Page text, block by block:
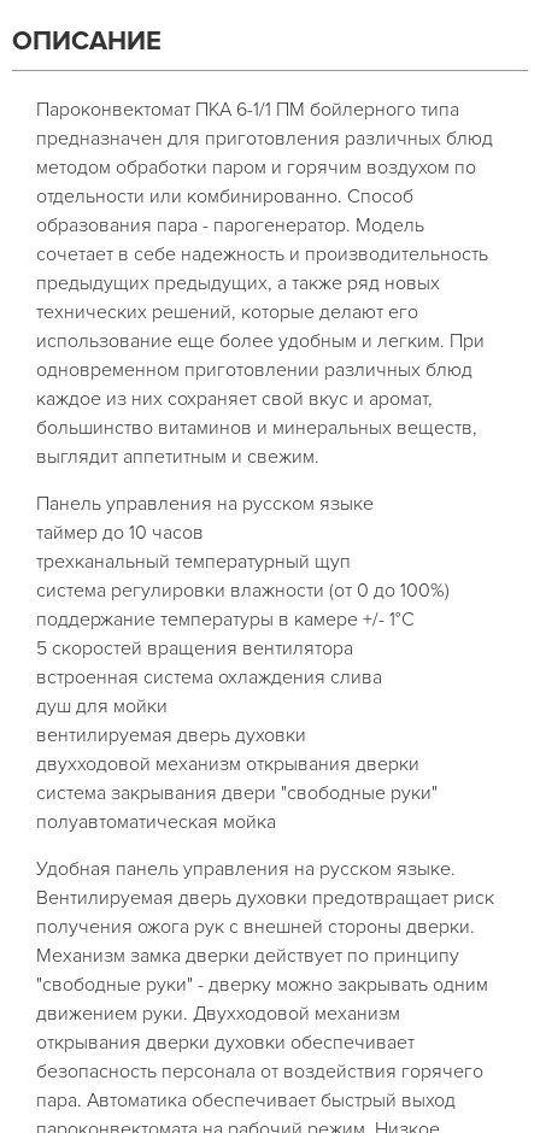
ОПИСАНИЕ
Пароконвектомат ПКА 6-1/1 ПМ бойлерного типа
предназначен для приготовления различных блюд
методом обработки паром и горячим воздухом по
отдельности или комбинированно. Способ
образования пара - парогенератор. Модель
сочетает в себе надежность и производительность
предыдущих предыдущих, а также ряд новых
технических решений, которые делают его
использование еще более удобным и легким. При
одновременном приготовлении различных блюд
каждое из них сохраняет свой вкус и аромат,
большинство витаминов и минеральных веществ,
выглядит аппетитным и свежим.
Панель управления на русском языке
таймер до 10 часов
трехканальный температурный щуп
система регулировки влажности (от 0 до 100%)
поддержание температуры в камере +/- 1°С
5 скоростей вращения вентилятора
встроенная система охлаждения слива
душ для мойки
вентилируемая дверь духовки
двухходовой механизм открывания дверки
система закрывания двери "свободные руки"
полуавтоматическая мойка
Удобная панель управления на русском языке.
Вентилируемая дверь духовки предотвращает риск
получения ожога рук с внешней стороны дверки.
Механизм замка дверки действует по принципу
"свободные руки" - дверку можно закрывать одним
движением руки. Двухходовой механизм
открывания дверки духовки обеспечивает
безопасность персонала от воздействия горячего
пара. Автоматика обеспечивает быстрый выход